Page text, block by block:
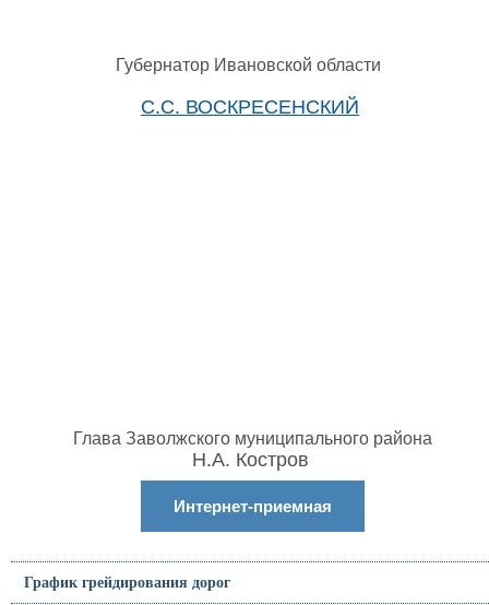
Губернатор Ивановской области
С.С. ВОСКРЕСЕНСКИЙ
Глава Заволжского муниципального района
Н.А. Костров
Интернет-приемная
График грейдирования дорог